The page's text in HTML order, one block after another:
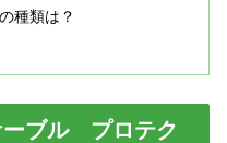
種類は？
ーブル プロテク